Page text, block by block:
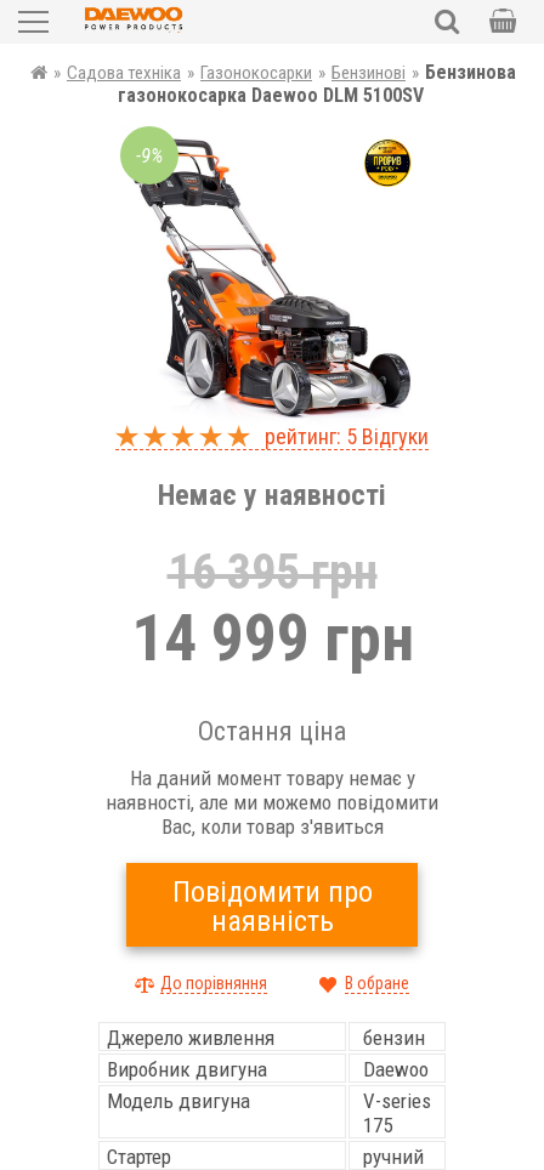
ПОШУК
Садова техніка
Силова техніка
Електроінструменти
Автотовари
Запчастини
Аксесуари та комплектуючі
Уцінка
» Садова техніка » Газонокосарки » Бензинові » Бензинова
газонокосарка Daewoo DLM 5100SV
-9%
рейтинг: 5 Відгуки
16 395 грн
14 999 грн
Остання ціна
На даний момент товару немає у
наявності, але ми можемо повідомити
Вас, коли товар з'явиться
Повідомити про
наявність
До порівняння В обране
Джерело живлення
бензин
Виробник двигуна
Daewoo
Модель двигуна
V-series
175
Стартер
ручний